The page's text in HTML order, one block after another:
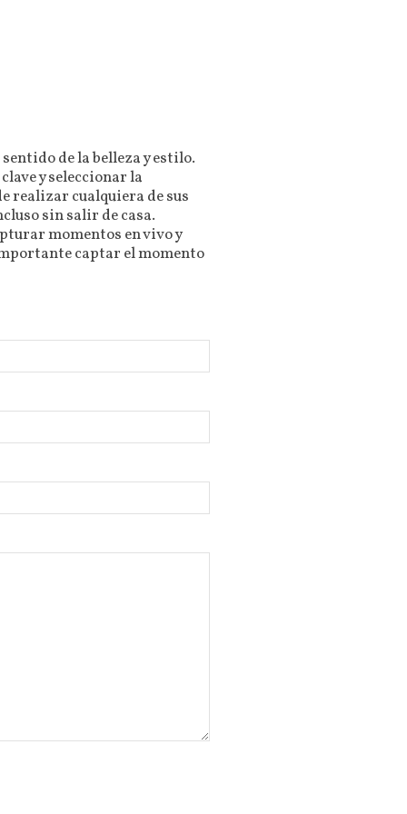
de la belleza y estilo.
y seleccionar la
realizar cualquiera de sus
sin salir de casa.
momentos en vivo y
captar el momento